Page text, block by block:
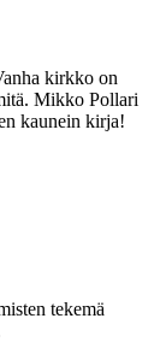
kirkko on
Mikko Pollari
kaunein kirja!
tekemä